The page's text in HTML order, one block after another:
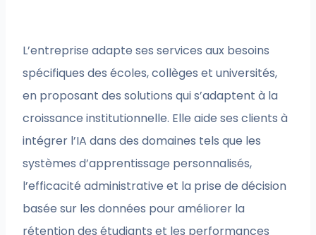
L’entreprise adapte ses services aux besoins
spécifiques des écoles, collèges et universités,
en proposant des solutions qui s’adaptent à la
croissance institutionnelle. Elle aide ses clients à
intégrer l’IA dans des domaines tels que les
systèmes d’apprentissage personnalisés,
l’efficacité administrative et la prise de décision
basée sur les données pour améliorer la
rétention des étudiants et les performances